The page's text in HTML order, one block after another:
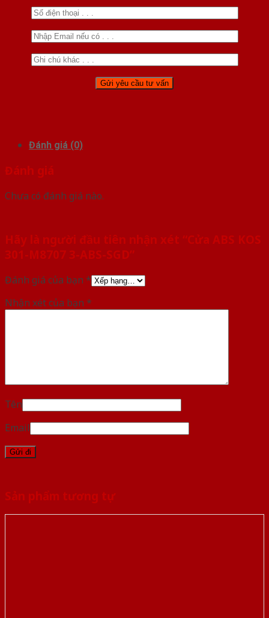
Đánh giá (0)
Đánh giá
Chưa có đánh giá nào.
Hãy là người đầu tiên nhận xét “Cửa ABS KOS
301-M8707 3-ABS-SGD”
Đánh giá của bạn *
Nhận xét của bạn *
Tên
Email
Sản phẩm tương tự